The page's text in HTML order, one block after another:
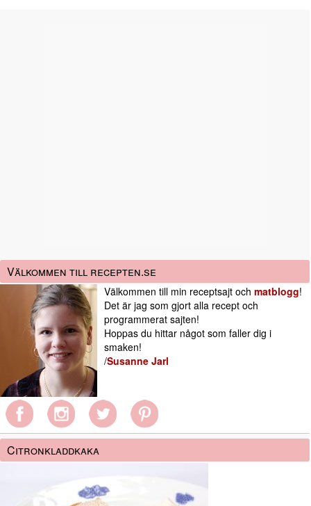
Välkommen till recepten.se
Välkommen till min receptsajt och matblogg!
Det är jag som gjort alla recept och
programmerat sajten!
Hoppas du hittar något som faller dig i
smaken!
/Susanne Jarl
Citronkladdkaka